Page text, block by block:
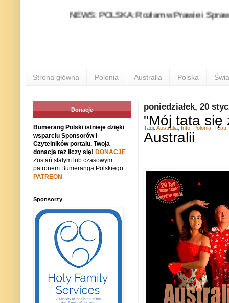
NEWS: POLSKA: Rozłam w Prawie i
Strona główna Polonia Australia Polska
poniedziałek, 20
"Mój tata się
Australii
Tagi: Australia Info Polonia Teatr
Donacje
Bumerang Polski istnieje dzięki
wsparciu Sponsorów i
Czytelników portalu. Twoja
donacja też liczy się! DONACJE
Zostań stałym lub czasowym
patronem Bumeranga Polskiego:
PATREON
Sponsorzy